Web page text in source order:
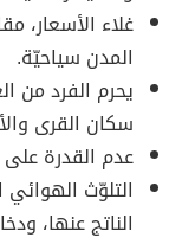
غلاء الأسعار،
المدن سياحيّة.
يحرم الفرد من
سكان القرى
عدم القدرة على
التلوّث
الناتج عنها،